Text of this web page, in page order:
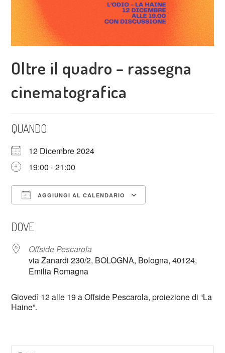
Oltre il quadro – rassegna
cinematografica
QUANDO
12 Dicembre 2024
19:00 - 21:00
AGGIUNGI AL CALENDARIO
DOVE
Offside Pescarola
via Zanardi 230/2, BOLOGNA, Bologna, 40124,
Emilia Romagna
Giovedì 12 alle 19 a Offside Pescarola, proiezione di “La
Haine”.